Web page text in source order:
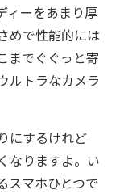
ィーをあまり厚
めで性能的には
までぐぐっと寄
ルトラなカメラ
にするけれど
なりますよ。い
スマホひとつで